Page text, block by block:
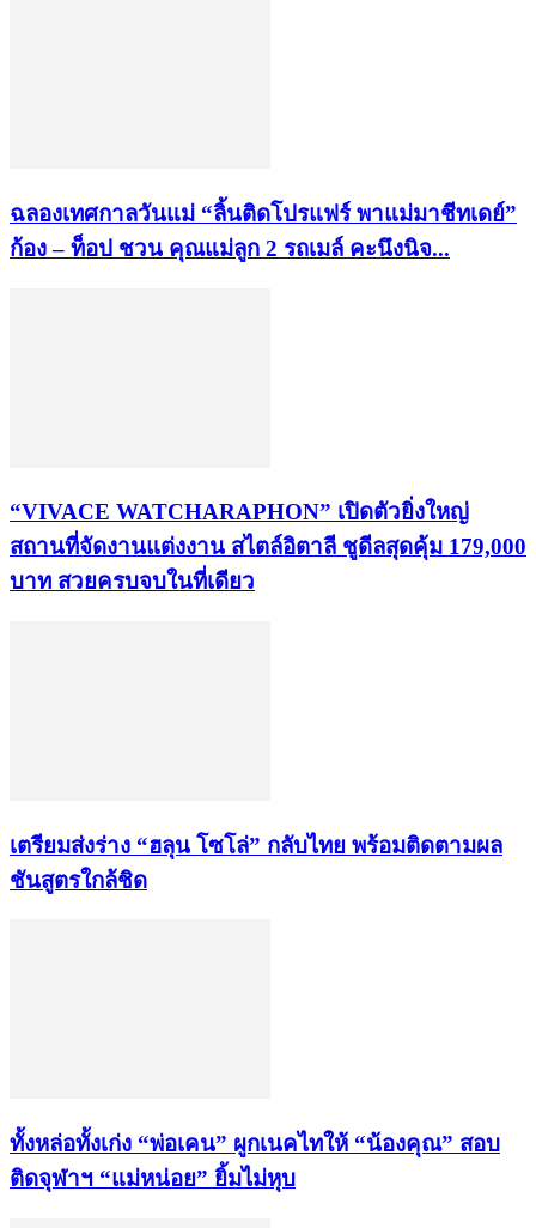
ฉลองเทศกาลวันแม่ “ลิ้นติดโปรแฟร์ พาแม่มาชีทเดย์”
ก้อง – ท็อป ชวน คุณแม่ลูก 2 รถเมล์ คะนึงนิจ...
“VIVACE WATCHARAPHON” เปิดตัวยิ่งใหญ่
สถานที่จัดงานแต่งงาน สไตล์อิตาลี ชูดีลสุดคุ้ม 179,000
บาท สวยครบจบในที่เดียว
เตรียมส่งร่าง “ฮลุน โซโล่” กลับไทย พร้อมติดตามผล
ชันสูตรใกล้ชิด
ทั้งหล่อทั้งเก่ง “พ่อเคน” ผูกเนคไทให้ “น้องคุณ” สอบ
ติดจุฬาฯ “แม่หน่อย” ยิ้มไม่หุบ